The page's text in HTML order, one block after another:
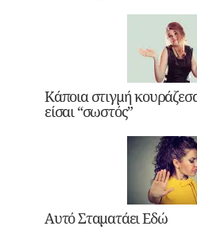
Κάποια στιγμή
είσαι “σωστός”
Αυτό Σταματάει Εδώ